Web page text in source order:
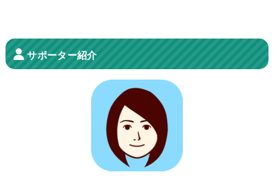
サポーター紹介